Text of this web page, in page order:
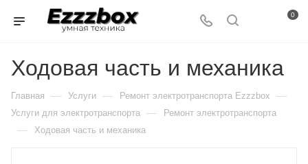
0
Ходовая часть и механика
Главная — Услуги — Ремонт электротранспорта Ezzzbox —
Услуги для электротранспорта — Ремонт электротранспорта
— Ходовая часть и механика